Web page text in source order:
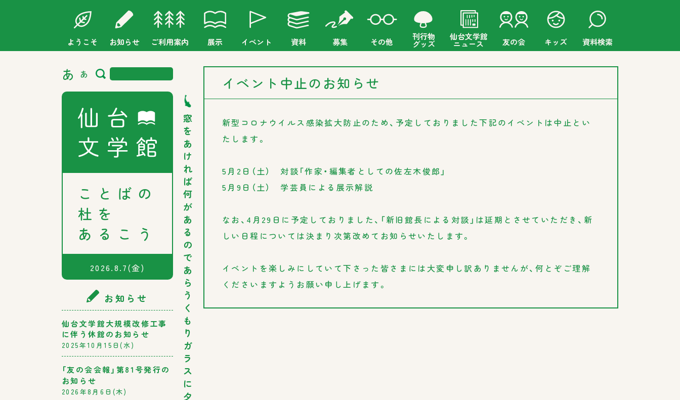
ようこそ お知らせ ご利用案内 展示 イベント 資料 募集 その他
刊行物
グッズ
仙台文学館
ニュース 友の会 キッズ 資料検索
あ あ
ことばの
杜を
あるこう
2026.8.7(金)
お知らせ
仙台文学館大規模改修工事
に伴う休館のお知らせ
2025年10月15日(水)
「友の会会報」第81号発行の
お知らせ
2026年8月6日(木)
窓
を
あ
け
れ
ば
何
が
あ
る
の
で
あ
ら
う
く
も
り
ガ
ラ
ス
に
夕
イベント中止のお知らせ
新型コロナウイルス感染拡大防止のため、予定しておりました下記のイベントは中止とい
たします。
5月2日（土） 対談「作家・編集者としての佐左木俊郎」
5月9日（土） 学芸員による展示解説
なお、4月29日に予定しておりました、「新旧館長による対談」は延期とさせていただき、新
しい日程については決まり次第改めてお知らせいたします。
イベントを楽しみにして いて下さった皆さまには大変申し訳ありませんが、何とぞご理解
くださいますようお願い申し上げます。